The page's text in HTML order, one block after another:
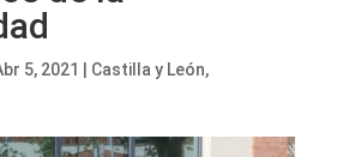
5, 2021 Castilla y León,